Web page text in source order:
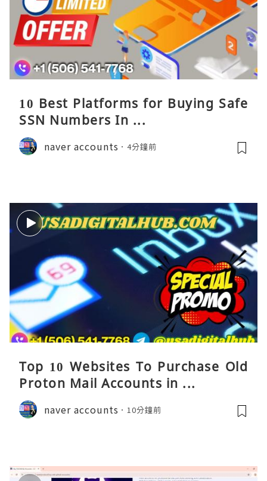
10 Best Platforms for Buying Safe
SSN Numbers In ...
naver accounts 4分鐘前
Top 10 Websites To Purchase Old
Proton Mail Accounts in ...
naver accounts 10分鐘前